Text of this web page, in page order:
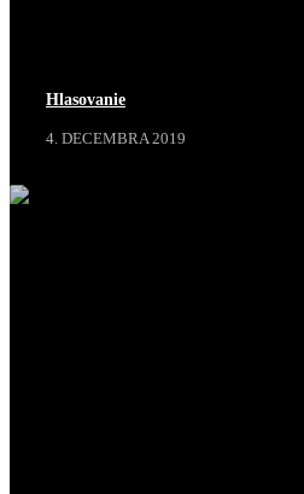
Hlasovanie
4. DECEMBRA 2019